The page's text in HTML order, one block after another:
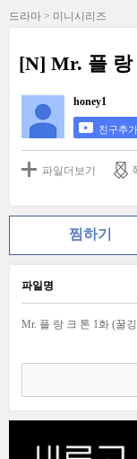
드라마 > 미니시리즈
[N] Mr. 플 랑
honey1
친구추가
파일더보기
찜하기
파일명
Mr. 플 랑 크 톤 1화 (꿀